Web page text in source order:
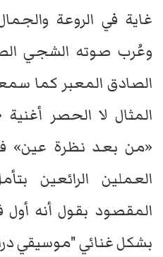
غاية في الروعة
وعُرب صوته الشجي
الصادق المعبر كما
المثال لا الحصر
«من بعد نظرة عين»
العملين الرائعين
المقصود بقول أنه أول
بشكل غنائي "موسيقي